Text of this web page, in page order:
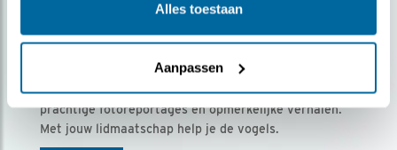
Alles toestaan
Aanpassen
Ontvang 5 x Vogels voor € 36,00 per jaar
Vogels is het tijdschrift voor onze leden, met
prachtige fotoreportages en opmerkelijke verhalen.
Met jouw lidmaatschap help je de vogels.